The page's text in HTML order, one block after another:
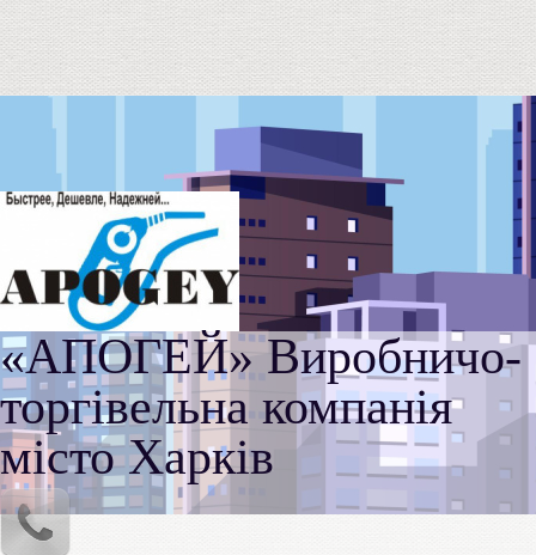
«АПОГЕЙ» Виробничо-
торгівельна компанія
місто Харків